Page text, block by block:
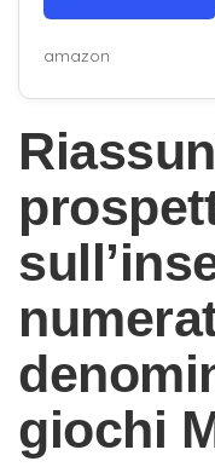
amazon
giochi